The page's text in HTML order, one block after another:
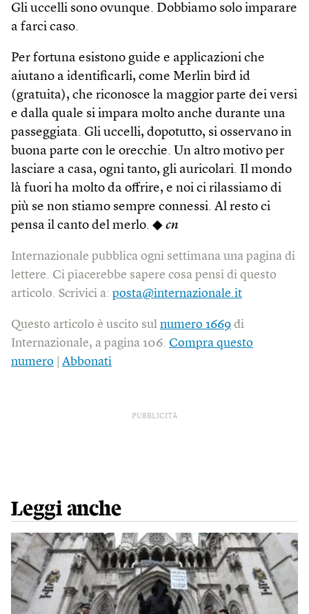
Gli uccelli sono ovunque. Dobbiamo solo imparare
a farci caso.
Per fortuna esistono guide e applicazioni che
aiutano a identificarli, come Merlin bird id
(gratuita), che riconosce la maggior parte dei versi
e dalla quale si impara molto anche durante una
passeggiata. Gli uccelli, dopotutto, si osservano in
buona parte con le orecchie. Un altro motivo per
lasciare a casa, ogni tanto, gli auricolari. Il mondo
là fuori ha molto da offrire, e noi ci rilassiamo di
più se non stiamo sempre connessi. Al resto ci
pensa il canto del merlo. ◆ cn
Internazionale pubblica ogni settimana una pagina di
lettere. Ci piacerebbe sapere cosa pensi di questo
articolo. Scrivici a: posta@internazionale.it
Questo articolo è uscito sul numero 1669 di
Internazionale, a pagina 106. Compra questo
numero
Abbonati
PUBBLICITÀ
Leggi anche